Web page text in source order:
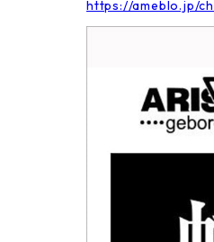
https://ameblo.jp/